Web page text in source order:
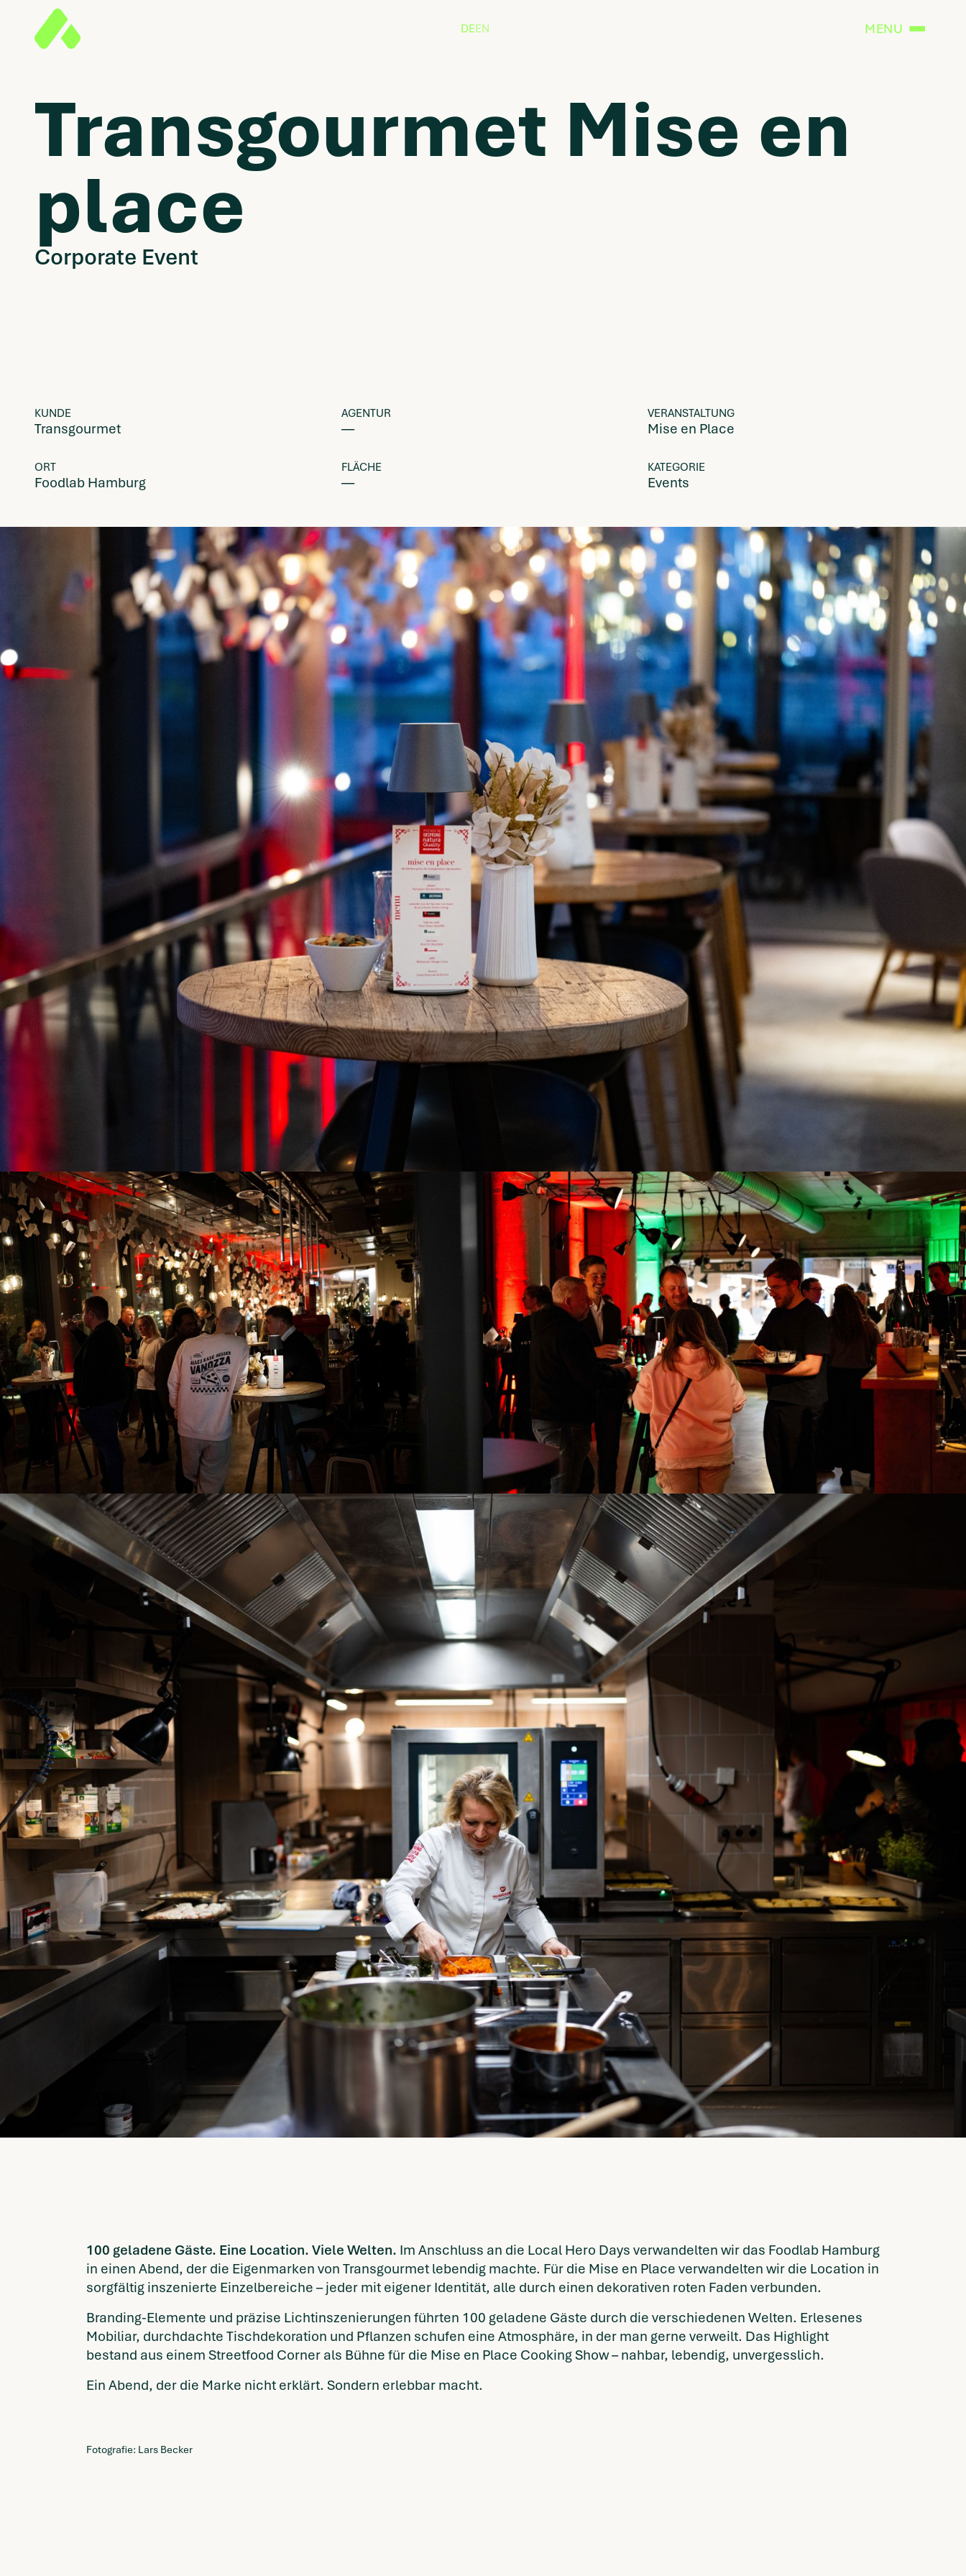
DEEN MENU
Transgourmet Mise en
place
Corporate Event
KUNDE
Transgourmet
AGENTUR
––
VERANSTALTUNG
Mise en Place
ORT
Foodlab Hamburg
FLÄCHE
––
KATEGORIE
Events
100 geladene Gäste. Eine Location. Viele Welten. Im Anschluss an die Local Hero Days verwandelten wir das Foodlab Hamburg
in einen Abend, der die Eigenmarken von Transgourmet lebendig machte. Für die Mise en Place verwandelten wir die Location in
sorgfältig inszenierte Einzelbereiche – jeder mit eigener Identität, alle durch einen dekorativen roten Faden verbunden.
Branding-Elemente und präzise Lichtinszenierungen führten 100 geladene Gäste durch die verschiedenen Welten. Erlesenes
Mobiliar, durchdachte Tischdekoration und Pflanzen schufen eine Atmosphäre, in der man gerne verweilt. Das Highlight
bestand aus einem Streetfood Corner als Bühne für die Mise en Place Cooking Show – nahbar, lebendig, unvergesslich.
Ein Abend, der die Marke nicht erklärt. Sondern erlebbar macht.
Fotografie: Lars Becker